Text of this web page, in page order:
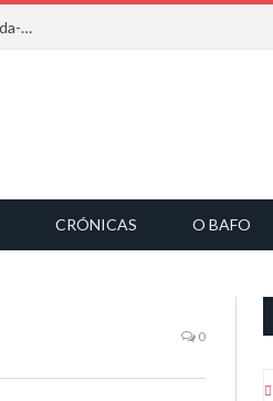
20 marcas que saem diretamente da cidade-berço para o teu guarda-roupa
CRÓNICAS O BAFO
0